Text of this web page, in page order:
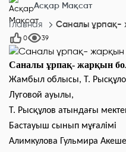
Асқар Мақсат
Главная Саналы ұрпақ-
0 39
Cаналы ұрпақ- жарқын
Жамбыл облысы, Т.
Луговой ауылы,
Т. Рысқұлов атындағы
Бастауыш сынып мұғалімі
Алимкулова Гульмира